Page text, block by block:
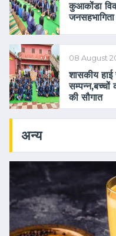
कुआकोंडा
08 August
शासकीय
सम्पन्न,बच्चों
की सौगात
अन्य